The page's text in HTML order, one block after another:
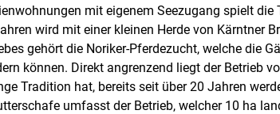
mit eigenem Seezugang spielt die
wird mit einer kleinen Herde von Kärntner
gehört die Noriker-Pferdezucht, welche die
können. Direkt angrenzend liegt der Betrieb
Tradition hat, bereits seit über 20 Jahren
umfasst der Betrieb, welcher 10 ha